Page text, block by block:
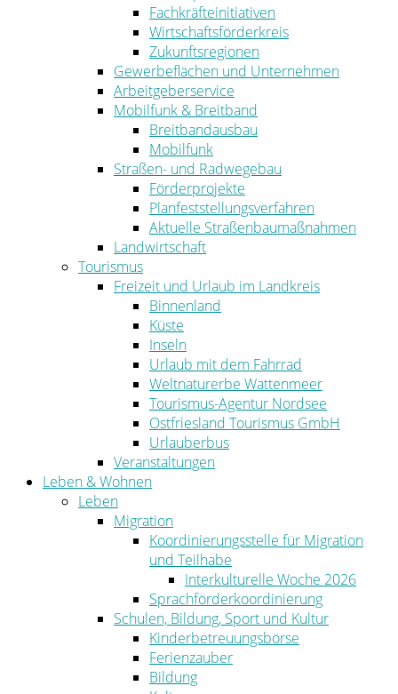
Fachkräfteinitiativen
Wirtschaftsförderkreis
Zukunftsregionen
Gewerbeflächen und Unternehmen
Arbeitgeberservice
Mobilfunk & Breitband
Breitbandausbau
Mobilfunk
Straßen- und Radwegebau
Förderprojekte
Planfeststellungsverfahren
Aktuelle Straßenbaumaßnahmen
Landwirtschaft
Tourismus
Freizeit und Urlaub im Landkreis
Binnenland
Küste
Inseln
Urlaub mit dem Fahrrad
Weltnaturerbe Wattenmeer
Tourismus-Agentur Nordsee
Ostfriesland Tourismus GmbH
Urlauberbus
Veranstaltungen
Leben & Wohnen
Leben
Migration
Koordinierungsstelle für Migration
und Teilhabe
Interkulturelle Woche 2026
Sprachförderkoordinierung
Schulen, Bildung, Sport und Kultur
Kinderbetreuungsbörse
Ferienzauber
Bildung